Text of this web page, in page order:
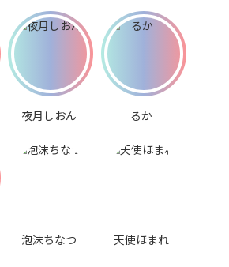
夜月しおん るか
泡沫ちなつ 天使ほまれ